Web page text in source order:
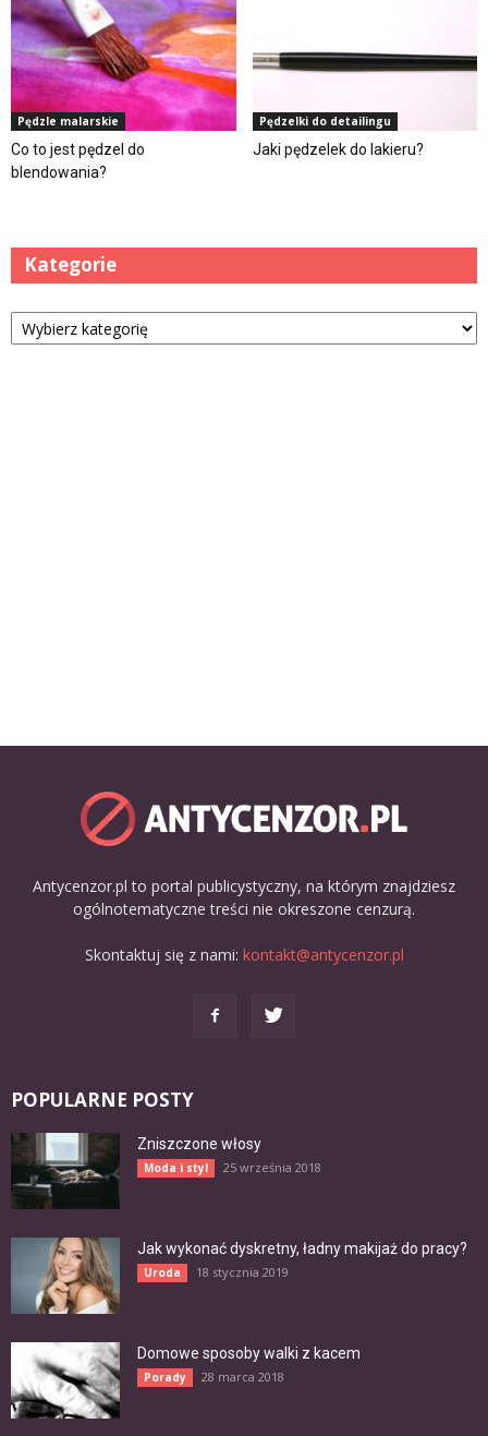
Pędzle malarskie
Co to jest pędzel do
blendowania?
Pędzelki do detailingu
Jaki pędzelek do lakieru?
Kategorie
Kategorie
Antycenzor.pl to portal publicystyczny, na którym znajdziesz
ogólnotematyczne treści nie okreszone cenzurą.
Skontaktuj się z nami: kontakt@antycenzor.pl
POPULARNE POSTY
Zniszczone włosy
Moda i styl 25 września 2018
Jak wykonać dyskretny, ładny makijaż do pracy?
Uroda 18 stycznia 2019
Domowe sposoby walki z kacem
Porady 28 marca 2018